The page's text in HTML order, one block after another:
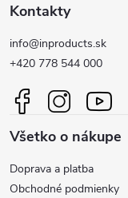
á
p
ä
Kontakty
info@inproducts.sk
+420 778 544 000
Všetko o nákupe
Doprava a platba
Obchodné podmienky